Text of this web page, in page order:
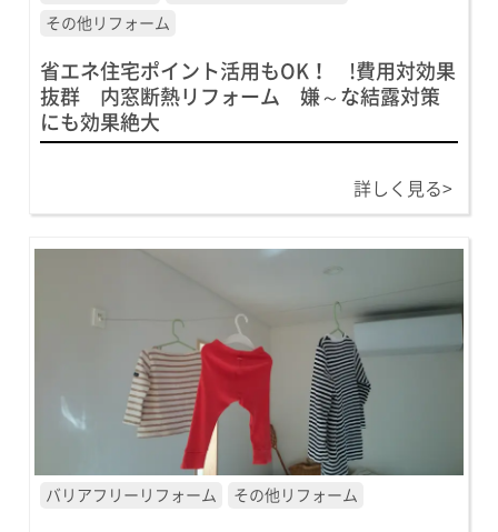
その他リフォーム
省エネ住宅ポイント活用もOK！ !費用対効果
抜群 内窓断熱リフォーム 嫌～な結露対策
にも効果絶大
詳しく見る>
バリアフリーリフォーム その他リフォーム